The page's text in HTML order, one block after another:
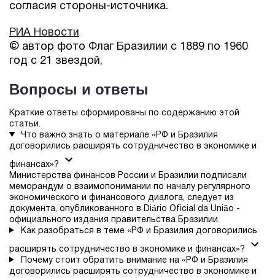
согласия стороны-источника.
РИА Новости
© автор фото Флаг Бразилии с 1889 по 1960
год с 21 звездой,
Вопросы и ответы
Краткие ответы сформированы по содержанию этой
статьи.
Что важно знать о материале «РФ и Бразилия
договорились расширять сотрудничество в экономике и
финансах»?
Министерства финансов России и Бразилии подписали
меморандум о взаимопонимании по началу регулярного
экономического и финансового диалога, следует из
документа, опубликованного в Diário Oficial da União -
официального издания правительства Бразилии.
Как разобраться в теме «РФ и Бразилия договорились
расширять сотрудничество в экономике и финансах»?
Почему стоит обратить внимание на «РФ и Бразилия
договорились расширять сотрудничество в экономике и